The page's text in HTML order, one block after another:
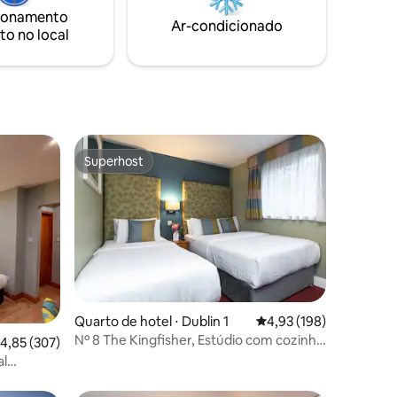
no local
Ar-condicionado
de uma avaliação média de 5, 307 avaliações
4,85 (307)
Superhost
Superhost
Quarto de hotel ⋅ Dublin 1 4,93 de uma avaliação
4,93 (198)
Nº 8 The Kingfisher, Estúdio com cozinha